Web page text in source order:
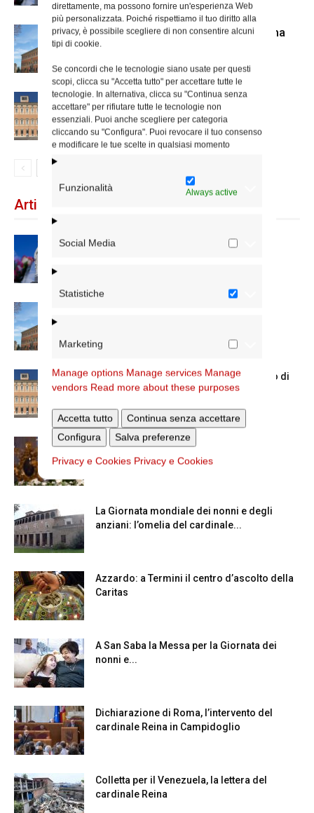
direttamente, ma possono fornire un'esperienza Web
più personalizzata. Poiché rispettiamo il tuo diritto alla
privacy, è possibile scegliere di non consentire alcuni
tipi di cookie.
Se concordi che le tecnologie siano usate per questi
scopi, clicca su "Accetta tutto" per accettare tutte le
tecnologie. In alternativa, clicca su "Continua senza
accettare" per rifiutare tutte le tecnologie non
essenziali. Puoi anche scegliere per categoria
cliccando su "Configura". Puoi revocare il tuo consenso
e modificare le tue scelte in qualsiasi momento
Funzionalità Always active
Social Media
Statistiche
Marketing
Manage options Manage services Manage
vendors Read more about these purposes
Accetta tutto
Continua senza accettare
Configura
Salva preferenze
Privacy e Cookies Privacy e Cookies
Nuove nomine nella diocesi di Roma
Chiusura estiva degli Uffici del
Vicariato di Roma
Articoli recenti
Dal 28 al 31 agosto il pellegrinaggio
Chiusura estiva degli Uffici del Vicariato di
Roma
La Madonna della Neve a Santa Maria
Maggiore
La Giornata mondiale dei nonni e degli
anziani: l’omelia del cardinale...
Azzardo: a Termini il centro d’ascolto della
Caritas
A San Saba la Messa per la Giornata dei
nonni e...
Dichiarazione di Roma, l’intervento del
cardinale Reina in Campidoglio
Colletta per il Venezuela, la lettera del
cardinale Reina